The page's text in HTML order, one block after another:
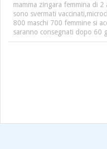
mamma zingara femmina di
sono svermati
800 maschi 700 femmine si
saranno consegnati dopo 60